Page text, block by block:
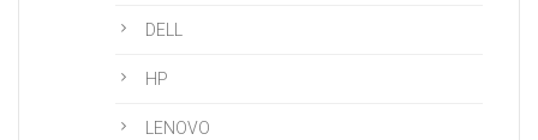
DELL
HP
LENOVO